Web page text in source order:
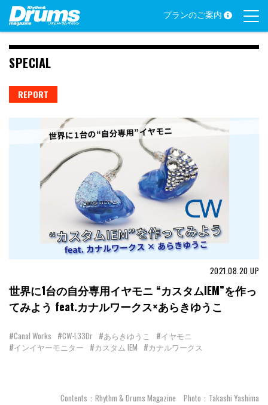
Skip
content
プランのご案内
SPECIAL
REPORT
2021.08.20 UP
世界に1台の自分専用イヤモニ “カスタムIEM”を作っ
てみよう feat.カナルワークス×あらきゆうこ
#Canal Works #CW-L33Dr #あらきゆうこ
#イヤモニ
#インイヤーモニター #カスタム IEM #カナルワークス
Contents：Rhythm & Drums Magazine Photo：Takashi Yashima